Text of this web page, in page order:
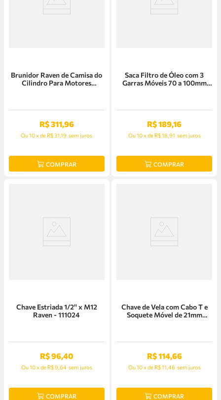
Brunidor Raven de Camisa do
Cilindro Para Motores
R$311,96
Ou10xde R$ 31,19 sem juros
COMPRAR
Saca Filtro de Óleo com 3
Garras Móveis 70 a 100mm
R$189,16
Ou10xde R$ 18,91 sem juros
COMPRAR
Chave Estriada 1/2'' x M12
Raven - 111024
R$96,40
Ou10xde R$ 9,64 sem juros
COMPRAR
Chave de Vela com Cabo T e
Soquete Móvel de 21mm
R$114,66
Ou10xde R$ 11,46 sem juros
COMPRAR